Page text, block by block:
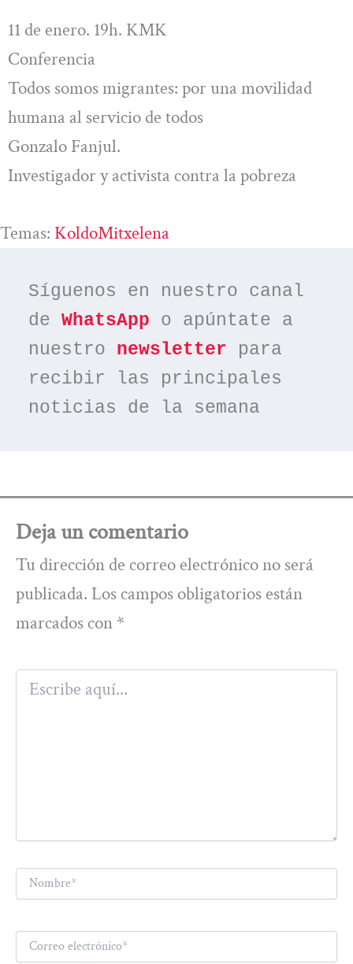
11 de enero. 19h. KMK
Conferencia
Todos somos migrantes: por una movilidad
humana al servicio de todos
Gonzalo Fanjul.
Investigador y activista contra la pobreza
Temas: KoldoMitxelena
Síguenos en nuestro canal
de WhatsApp o apúntate a
nuestro newsletter para
recibir las principales
noticias de la semana
Deja un comentario
Tu dirección de correo electrónico no será
publicada. Los campos obligatorios están
marcados con *
Escribe
aquí...
Nombre*
Correo
electrónico*